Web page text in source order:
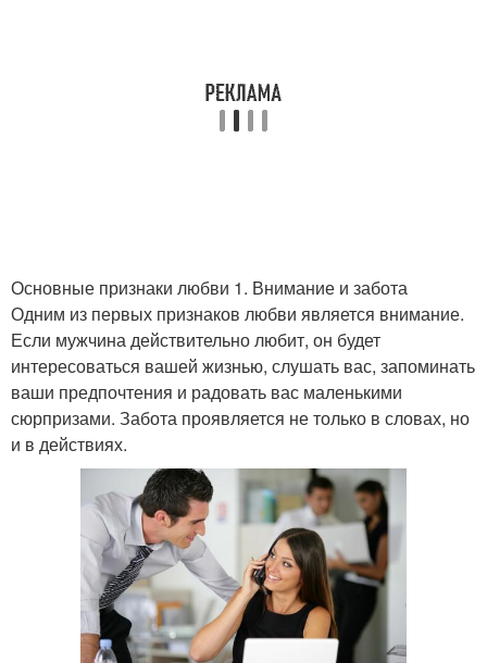
Основные признаки любви 1. Внимание и забота
Одним из первых признаков любви является внимание.
Если мужчина действительно любит, он будет
интересоваться вашей жизнью, слушать вас, запоминать
ваши предпочтения и радовать вас маленькими
сюрпризами. Забота проявляется не только в словах, но
и в действиях.